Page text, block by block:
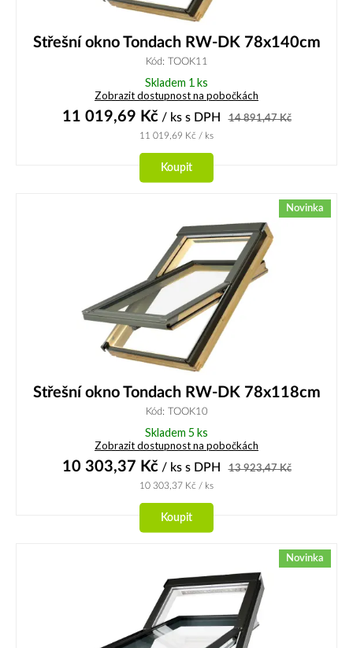
Střešní okno Tondach RW-DK 78x140cm
Kód: TOOK11
Skladem 1 ks
Zobrazit dostupnost na pobočkách
11 019,69 Kč/ ks s DPH 14 891,47Kč
11 019,69 Kč / ks
Koupit
Novinka
Střešní okno Tondach RW-DK 78x118cm
Kód: TOOK10
Skladem 5 ks
Zobrazit dostupnost na pobočkách
10 303,37 Kč/ ks s DPH 13 923,47Kč
10 303,37 Kč / ks
Koupit
Novinka